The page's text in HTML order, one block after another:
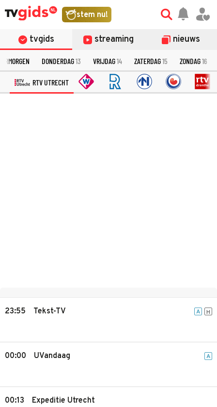
stem nu!
tvgids streaming nieuws
DONDERDAG13 VRIJDAG14 ZATERDAG15 ZONDAG16
RTV UTRECHT
23:55 Tekst-TV A H
00:00 UVandaag A
00:13 Expeditie Utrecht